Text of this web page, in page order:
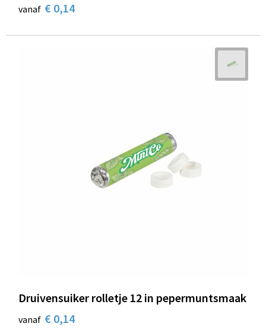
vanaf € 0,14
Druivensuiker rolletje 12 in pepermuntsmaak
vanaf € 0,14